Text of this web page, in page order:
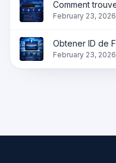
February 23, 2026
February 23, 2026